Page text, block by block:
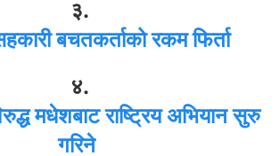
३.
बचतकर्ताको रकम फिर्ता
४.
मधेशबाट राष्ट्रिय अभियान सुरु
गरिने